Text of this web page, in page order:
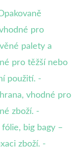
pro
palety a
pro těžší nebo
použití. -
vhodné pro
zboží. -
big bagy –
zboží. -